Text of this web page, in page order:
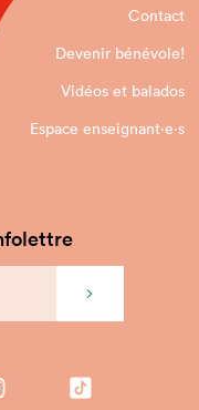
Contact
Devenir bénévole!
Vidéos et balados
Espace enseignant·e⋅s